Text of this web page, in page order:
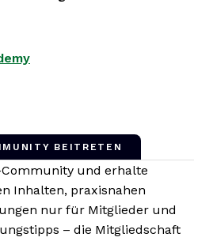
BEITRETEN
Community und erhalte
Inhalten, praxisnahen
nur für Mitglieder und
– die Mitgliedschaft